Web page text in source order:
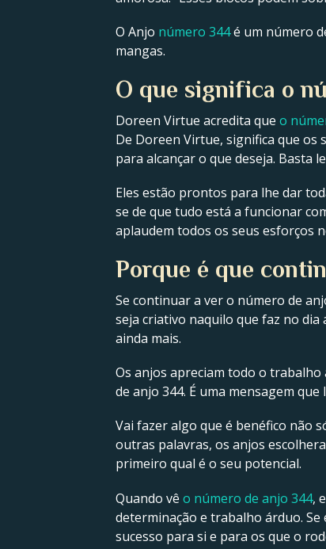
O Anjo número 344é um número
mangas.
O que significa o
Doreen Virtue acredita que o
De Doreen Virtue, significa que os
para alcançar o que deseja. Basta
Eles estão prontos para lhe dar
se de que tudo está a funcionar
aplaudem todos os seus esforços
Porque é que
Se continuar a ver o número de
seja criativo naquilo que faz no dia
ainda mais.
Os anjos apreciam todo o trabalho
de anjo 344. É uma mensagem
Vai fazer algo que é benéfico não
outras palavras, os anjos
primeiro qual é o seu potencial.
Quando vê o número de anjo 344,
determinação e trabalho árduo.
sucesso para si e para os que o